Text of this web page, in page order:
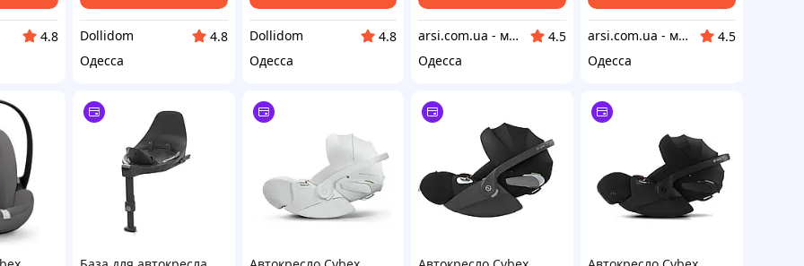
4.8
Dollidom
4.8
Одесса
Dollidom
4.8
Одесса
arsi.com.ua - магазин техники
4.5
Одесса
arsi.com.ua - магазин техники
4.5
Одесса